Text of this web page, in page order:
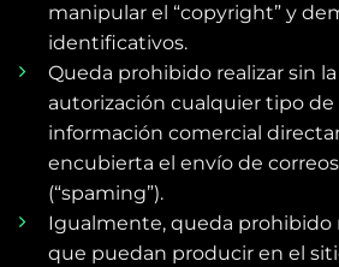
manipular el “copyright” y
identificativos.
Queda prohibido realizar sin
autorización cualquier tipo
información comercial
encubierta el envío de
(“spaming”).
Igualmente, queda prohibido
que puedan producir en el